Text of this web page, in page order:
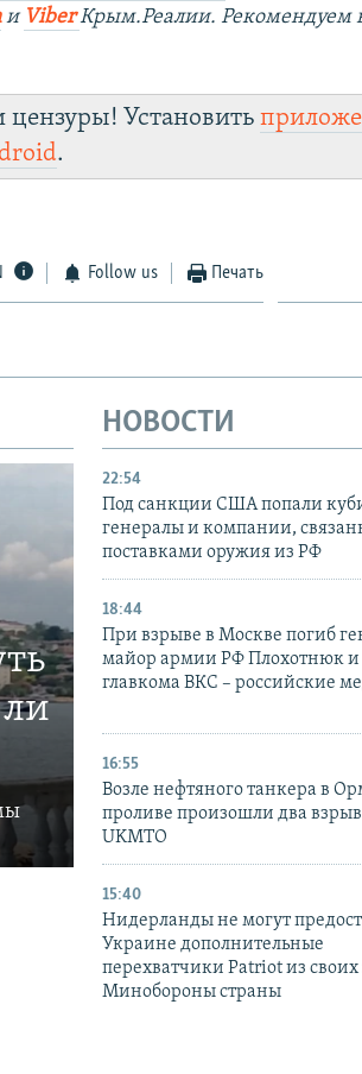
и Viber Крым.Реалии. Рекомендуем
цензуры! Установить
.
Follow us Печать
НОВОСТИ
22:54
Под санкции США попали
генералы и компании,
поставками оружия из РФ
18:44
При взрыве в Москве погиб
майор армии РФ Плохотнюк и
главкома ВКС – российские
16:55
Возле нефтяного танкера в
проливе произошли два
UKMTO
15:40
Нидерланды не могут
Украине дополнительные
перехватчики Patriot из своих
Минобороны страны